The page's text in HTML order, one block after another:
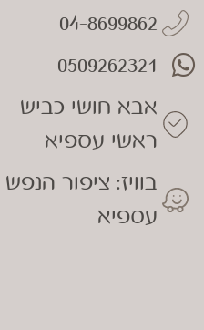
04-8699862
0509262321
אבא חושי כביש
ראשי עספיא
בוויז: ציפור הנפש
עספיא